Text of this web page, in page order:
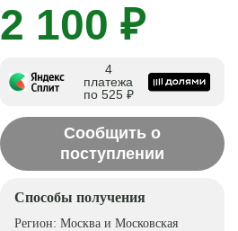
2 100 ₽
4
платежа
по 525 ₽
Сообщить о
поступлении
Способы получения
Регион:Москва и Московская